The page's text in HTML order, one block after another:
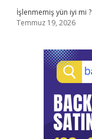
İşlenmemiş yün iyi mi ?
Temmuz 19, 2026